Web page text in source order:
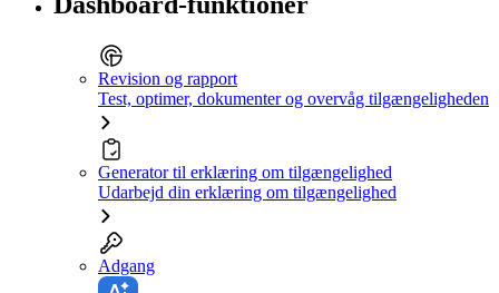
Revision og rapport
Test, optimer, dokumenter og overvåg tilgængeligheden
Generator til erklæring om tilgængelighed
Udarbejd din erklæring om tilgængelighed
Adgang